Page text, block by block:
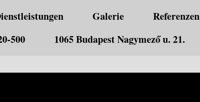
Galerie Referenzen
500
1065 Budapest Nagymező u. 21.